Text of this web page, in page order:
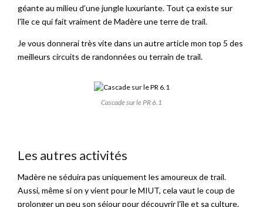
géante au milieu d’une jungle luxuriante. Tout ça existe sur
l’île ce qui fait vraiment de Madère une terre de trail.
Je vous donnerai très vite dans un autre article mon top 5 des
meilleurs circuits de randonnées ou terrain de trail.
Cascade sur le PR 6.1
Les autres activités
Madère ne séduira pas uniquement les amoureux de trail.
Aussi, même si on y vient pour le MIUT, cela vaut le coup de
prolonger un peu son séjour pour découvrir l’île et sa culture.